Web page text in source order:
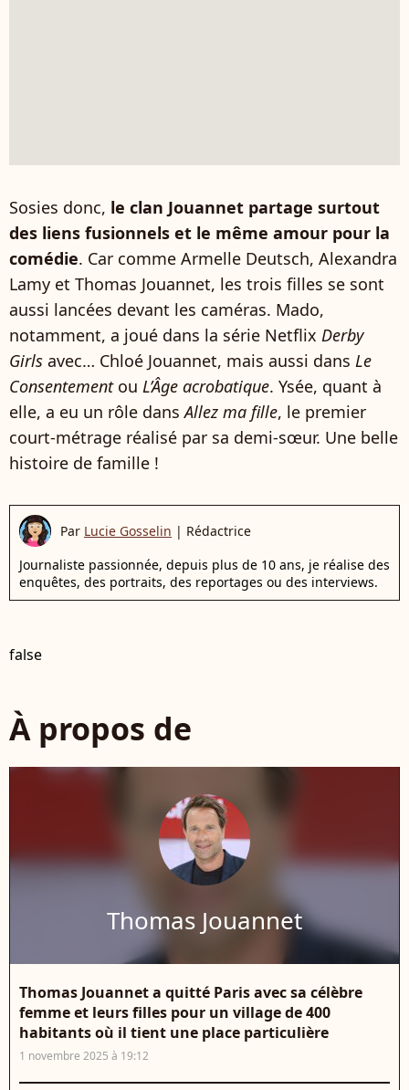
Sosies donc, le clan Jouannet partage surtout
des liens fusionnels et le même amour pour la
comédie. Car comme Armelle Deutsch, Alexandra
Lamy et Thomas Jouannet, les trois filles se sont
aussi lancées devant les caméras. Mado,
notamment, a joué dans la série Netflix Derby
Girls avec… Chloé Jouannet, mais aussi dans Le
Consentementou L’Âge acrobatique. Ysée, quant à
elle, a eu un rôle dansAllez ma fille, le premier
court-métrage réalisé par sa demi-sœur. Une belle
histoire de famille !
Par Lucie Gosselin | Rédactrice
Journaliste passionnée, depuis plus de 10 ans, je réalise des
enquêtes, des portraits, des reportages ou des interviews.
false
À propos de
Thomas Jouannet
Thomas Jouannet a quitté Paris avec sa célèbre
femme et leurs filles pour un village de 400
habitants où il tient une place particulière
1 novembre 2025 à 19:12